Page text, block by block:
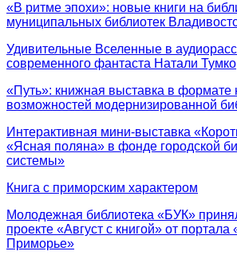
«В ритме эпохи»: новые книги на
муниципальных библиотек
Удивительные Вселенные в
современного фантаста Натали Тумко
«Путь»: книжная выставка в формате
возможностей модернизированной
Интерактивная мини-выставка
«Ясная поляна» в фонде городской
системы»
Книга с приморским характером
Молодежная библиотека «БУК»
проекте «Август с книгой» от портала
Приморье»